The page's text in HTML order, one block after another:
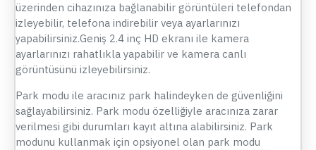
üzerinden cihazınıza bağlanabilir görüntüleri telefondan
izleyebilir, telefona indirebilir veya ayarlarınızı
yapabilirsiniz.Geniş 2.4 inç HD ekranı ile kamera
ayarlarınızı rahatlıkla yapabilir ve kamera canlı
görüntüsünü izleyebilirsiniz.
Park modu ile aracınız park halindeyken de güvenliğini
sağlayabilirsiniz. Park modu özelliğiyle aracınıza zarar
verilmesi gibi durumları kayıt altına alabilirsiniz. Park
modunu kullanmak için opsiyonel olan park modu